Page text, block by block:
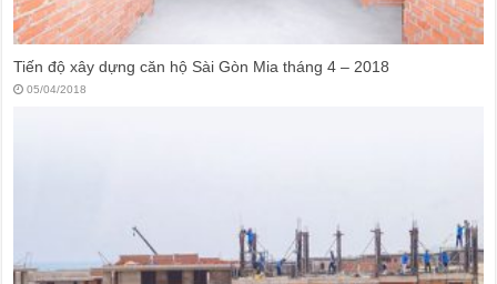
Tiến độ xây dựng căn hộ Sài Gòn Mia tháng 4 – 2018
05/04/2018